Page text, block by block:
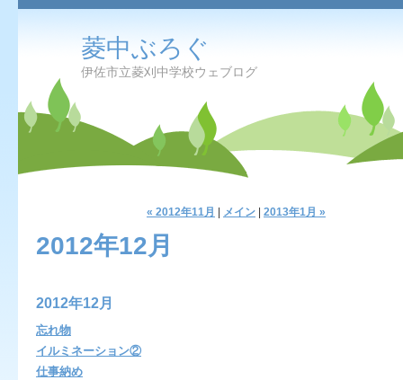
菱中ぶろぐ
伊佐市立菱刈中学校ウェブログ
« 2012年11月 メイン 2013年1月 »
2012年12月
2012年12月
忘れ物
イルミネーション②
仕事納め